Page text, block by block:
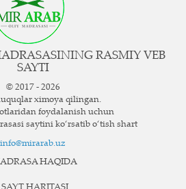
RASMIY VEB
SAYTI
© 2017 - 2026
ximoya qilingan.
foydalanish uchun
saytini ko‘rsatib o‘tish shart
info@mirarab.uz
HAQIDA